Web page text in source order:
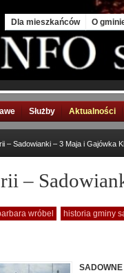
Dla mieszkańców O
Służby Aktualności
– Sadowianki – 3 Maja i Gajówka
–
wróbel historia gminy